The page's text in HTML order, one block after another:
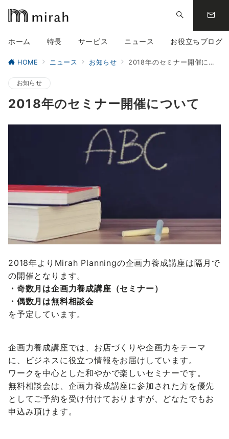
ホーム 特長 サービス ニュース お役立ちブログ
HOME ニュース お知らせ 2018年のセミナー開催について
お知らせ
2018年のセミナー開催について
2018年よりMirah Planningの企画力養成講座は隔月で
の開催となります。
・奇数月は企画力養成講座（セミナー）
・偶数月は無料相談会
を予定しています。
企画力養成講座では、お店づくりや企画力をテーマ
に、ビジネスに役立つ情報をお届けしています。
ワークを中心とした和やかで楽しいセミナーです。
無料相談会は、企画力養成講座に参加された方を優先
としてご予約を受け付けておりますが、どなたでもお
申込み頂けます。